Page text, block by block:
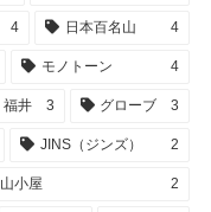
4 日本百名山 4
モノトーン 4
福井 3 グローブ 3
JINS（ジンズ） 2
山小屋 2